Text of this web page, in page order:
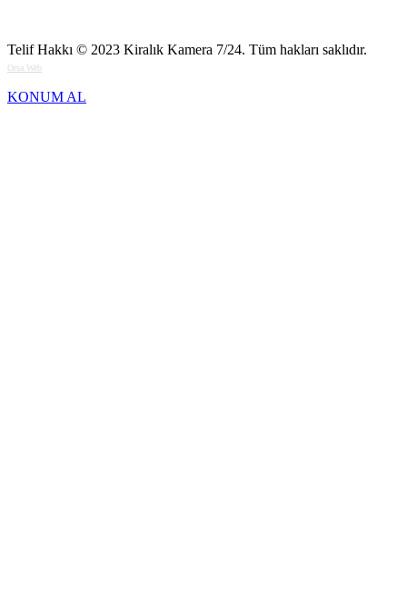
Telif Hakkı © 2023 Kiralık Kamera 7/24. Tüm hakları saklıdır.
Orsa Web
KONUM AL